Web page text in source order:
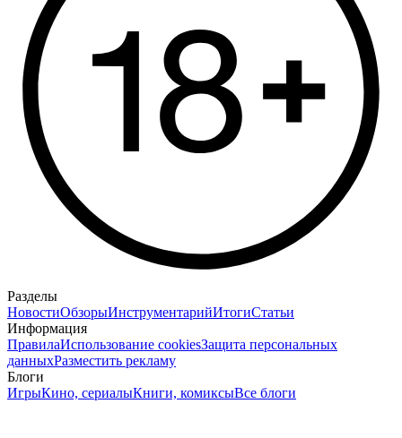
Разделы
НовостиОбзорыИнструментарийИтогиСтатьи
Информация
ПравилаИспользование cookiesЗащита персональных
данныхРазместить рекламу
Блоги
ИгрыКино, сериалыКниги, комиксыВсе блоги